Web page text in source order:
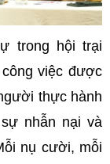
trong hội trại
việc được
thực hành
nhẫn nại và
nụ cười, mỗi